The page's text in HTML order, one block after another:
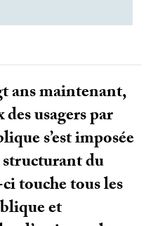
ans maintenant,
usagers par
s’est imposée
du
touche tous les
et